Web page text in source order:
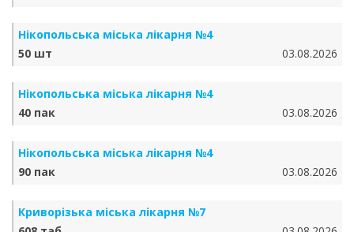
Нікопольська міська лікарня №4
50 шт
03.08.2026
Нікопольська міська лікарня №4
40 пак
03.08.2026
Нікопольська міська лікарня №4
90 пак
03.08.2026
Криворізька міська лікарня №7